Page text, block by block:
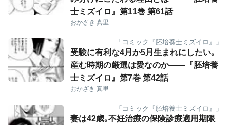
士ミズイロ』第11巻 第61話
おかざき 真里
「コミック『胚培養士ミズイロ』」
受験に有利な4月か5月生まれにしたい｡
産む時期の厳選は愛なのか――『胚培養
士ミズイロ』第7巻 第42話
おかざき 真里
「コミック『胚培養士ミズイロ』」
妻は42歳｡不妊治療の保険診療適用期限